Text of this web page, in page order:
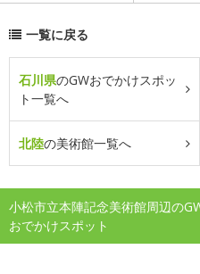
一覧に戻る
石川県のGWおでかけスポッ
ト一覧へ
北陸の美術館一覧へ
小松市立本陣記念美術館周辺の
おでかけスポット